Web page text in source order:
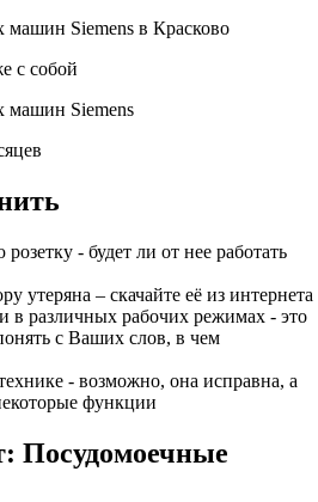
с собой
- будет ли от нее работать
утеряна – скачайте её из интернета
в различных рабочих режимах - это
с Ваших слов, в чем
- возможно, она исправна, а
функции
Посудомоечные